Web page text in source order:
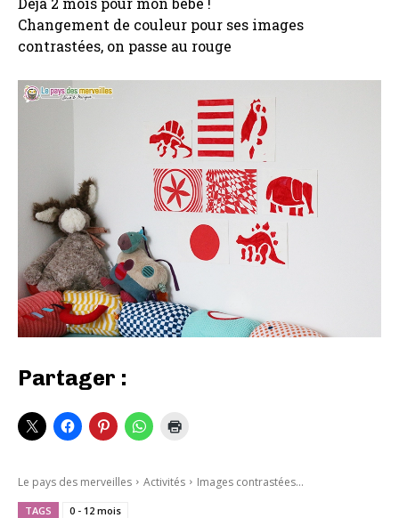
Changement de couleur pour ses images
contrastées, on passe au rouge
Partager :
Le pays des merveilles Activités Images contrastées...
TAGS 0 - 12 mois